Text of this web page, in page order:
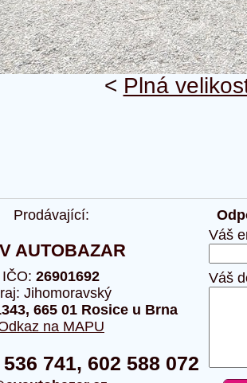
< Plná
Prodávající:
AUTOBAZAR
IČO: 26901692
Jihomoravský
665 01 Rosice u Brna
na MAPU
741, 602 588 072
Váš
Váš